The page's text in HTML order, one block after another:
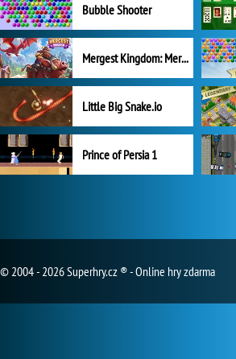
Bubble Shooter
Mergest Kingdom: Merge Puzzle
Little Big Snake.io
Prince of Persia 1
© 2004 - 2026 Superhry.cz ® - Online hry zdarma